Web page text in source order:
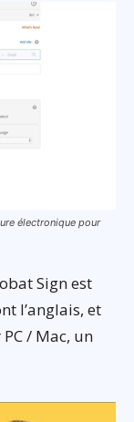
électronique pour
Sign est
l’anglais, et
/ Mac, un